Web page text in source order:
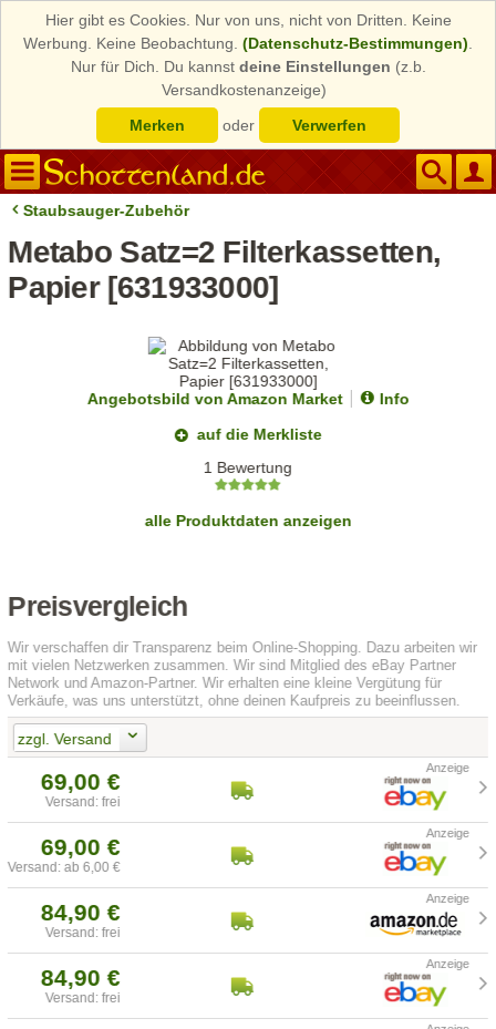
Hier gibt es Cookies. Nur von uns, nicht von Dritten. Keine
Werbung. Keine Beobachtung. (Datenschutz-Bestimmungen)
Nur für Dich. Du kannst deine Einstellungen (z.b.
Versandkostenanzeige)
Merken
oder Verwerfen
Staubsauger-Zubehör
Metabo Satz=2 Filterkassetten,
Papier [631933000]
Angebotsbild von Amazon Market
Info
auf die Merkliste
1 Bewertung
alle Produktdaten anzeigen
Preisvergleich
Wir verschaffen dir Transparenz beim Online-Shopping. Dazu arbeiten wir
mit vielen Netzwerken zusammen. Wir sind Mitglied des eBay Partner
Network und Amazon-Partner. Wir erhalten eine kleine Vergütung für
Verkäufe, was uns unterstützt, ohne deinen Kaufpreis zu beeinflussen.
zzgl. Versand
69,00 €
Versand: frei
69,00 €
Versand: ab 6,00 €
84,90 €
Versand: frei
84,90 €
Versand: frei